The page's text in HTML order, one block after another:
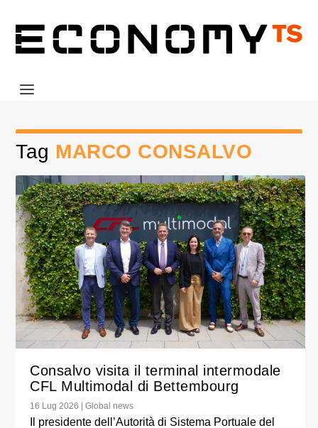
Tag MARCO CONSALVO
Consalvo visita il terminal intermodale
CFL Multimodal di Bettembourg
16 Lug 2026 |Global news
Il presidente dell’Autorità di Sistema Portuale del